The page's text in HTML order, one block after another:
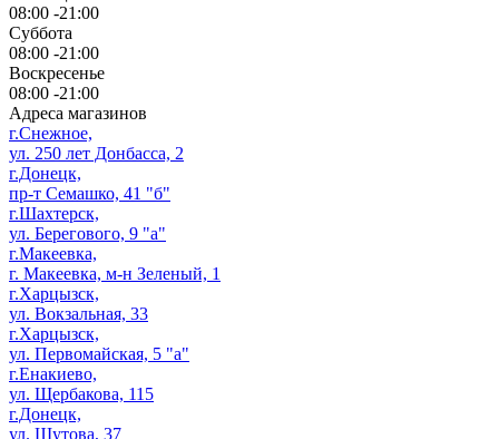
08:00 -21:00
Суббота
08:00 -21:00
Воскресенье
08:00 -21:00
Адреса магазинов
г.Снежное,
ул. 250 лет Донбасса, 2
г.Донецк,
пр-т Семашко, 41 "б"
г.Шахтерск,
ул. Берегового, 9 "а"
г.Макеевка,
г. Макеевка, м-н Зеленый, 1
г.Харцызск,
ул. Вокзальная, 33
г.Харцызск,
ул. Первомайская, 5 "а"
г.Енакиево,
ул. Щербакова, 115
г.Донецк,
ул. Шутова, 37